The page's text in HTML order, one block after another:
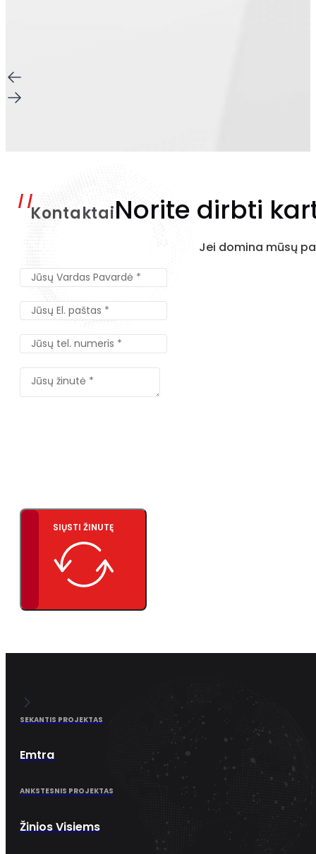
KontaktaiNorite dirbti
Jei domina mūsų
SIŲSTI ŽINUTĘ
SEKANTIS PROJEKTAS
Emtra
ANKSTESNIS PROJEKTAS
Žinios Visiems